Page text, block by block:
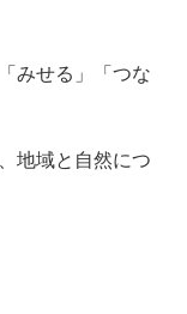
みせる」「つな
地域と自然につ